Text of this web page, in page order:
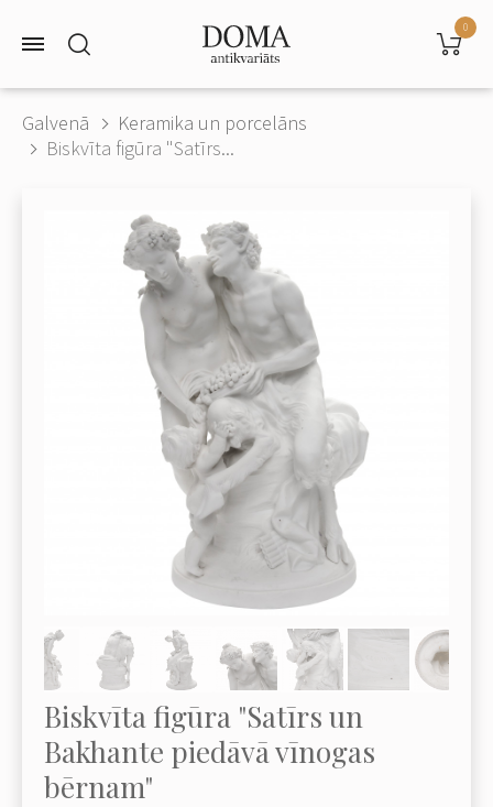
0
Galvenā
Keramika un porcelāns
Biskvīta figūra "Satīrs...
Biskvīta figūra "Satīrs un
Bakhante piedāvā vīnogas
bērnam"